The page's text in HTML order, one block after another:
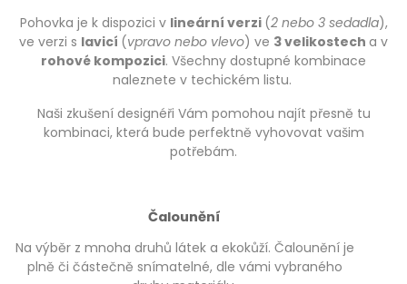
Pohovka je k dispozici v lineární verzi (2 nebo 3 sedadla),
ve verzi s lavicí (vpravo nebo vlevo) ve 3 velikostech a v
rohové kompozici. Všechny dostupné kombinace
naleznete v techickém listu.
Naši zkušení designéři Vám pomohou najít přesně tu
kombinaci, která bude perfektně vyhovovat vašim
potřebám.
Čalounění
Na výběr z mnoha druhů látek a ekokůží. Čalounění je
plně či částečně snímatelné, dle vámi vybraného